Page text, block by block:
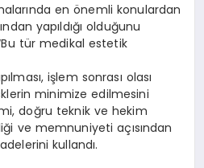
en önemli konulardan
yapıldığı olduğunu
tür medikal estetik
işlem sonrası olası
minimize edilmesini
doğru teknik ve hekim
ve memnuniyeti açısından
kullandı.